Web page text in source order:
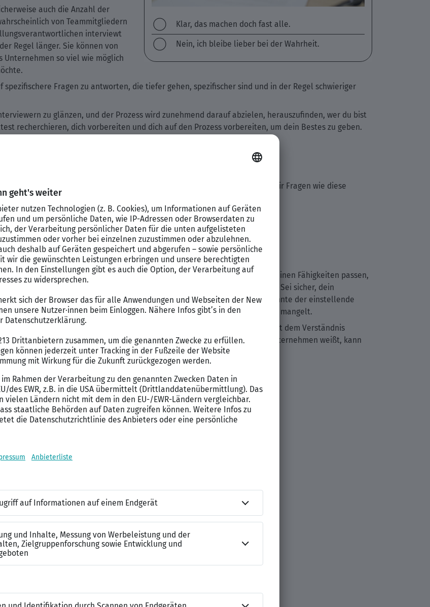
Klar, das machen doch fast alle.
Nein, ich bleibe lieber bei der Wahrheit.
auch die Anzahl der
von Teammitgliedern
interviewt
Regel länger. Sie können von
Unternehmen so viel wie möglich
Fragen zu antworten, die tiefer gehen, spezifischer sind und in der Regel schwieriger
zu glänzen, und der Prozess wird zunehmend darauf abzielen, herauszufinden, wer du bist
recherchieren, dich vorbereiten und dich auf den Prozess vorbereiten, um dein Bestes zu geben.
am Unternehmen
an der Position und am Unternehmen interessiert. Interviewer könnten dir Fragen wie diese
Unternehmen?
passt?
hat. Du solltest spezifisch über Elemente des Jobs sprechen, die zu deinen Fähigkeiten passen,
– insbesondere auf Basis dessen, was du bisher im Prozess erfahren hast. Sei sicher, dein
zu halten. Wenn du das Unternehmen über den Job hervorhebst, könnte der einstellende
Organisation bekommen willst und es dir an Engagement für den Job selbst mangelt.
die du zur Position und zum Arbeitgeber durchgeführt hast, aber sie mit dem Verständnis
du zu voreingenommen wirkst in dem, was du über den Job oder das Unternehmen weißt, kann
Einflüsse